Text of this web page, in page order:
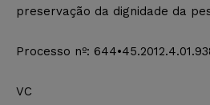
preservação da dignidade da
Processo nº:
VC